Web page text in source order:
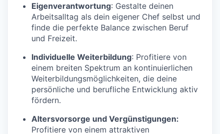
Eigenverantwortung: Gestalte deinen
Arbeitsalltag als dein eigener Chef selbst und
finde die perfekte Balance zwischen Beruf
und Freizeit.
Individuelle Weiterbildung: Profitiere von
einem breiten Spektrum an kontinuierlichen
Weiterbildungsmöglichkeiten, die deine
persönliche und berufliche Entwicklung aktiv
fördern.
Altersvorsorge und Vergünstigungen:
Profitiere von einem attraktiven